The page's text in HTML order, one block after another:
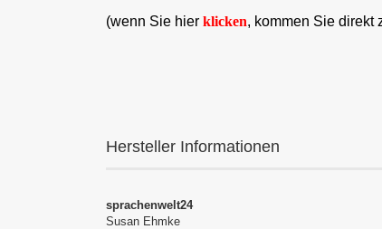
(wenn Sie hier klicken, kommen Sie direkt
Hersteller Informationen
sprachenwelt24
Susan Ehmke